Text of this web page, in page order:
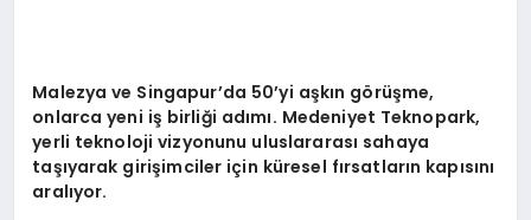
Malezya ve Singapur’da 50’yi aşkın görüşme,
onlarca yeni iş birliği adımı. Medeniyet Teknopark,
yerli teknoloji vizyonunu uluslararası sahaya
taşıyarak girişimciler için küresel fırsatların kapısını
aralıyor.